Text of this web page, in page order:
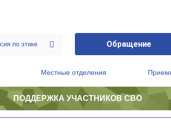
Обращение
Местные отделения
ПОДДЕРЖКА УЧАСТНИКОВ СВО